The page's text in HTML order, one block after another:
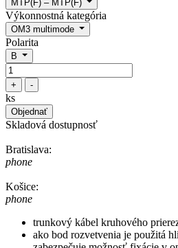
MTP(F) – MTP(F)
Výkonnostná kategória
OM3 multimode
Polarita
B
+ -
ks
Objednať
Skladová dostupnosť
Bratislava:
phone
Košice:
phone
trunkový kábel kruhového
ako bod rozvetvenia je použitá